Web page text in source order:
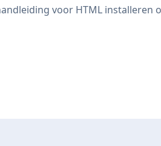
voor HTML installeren